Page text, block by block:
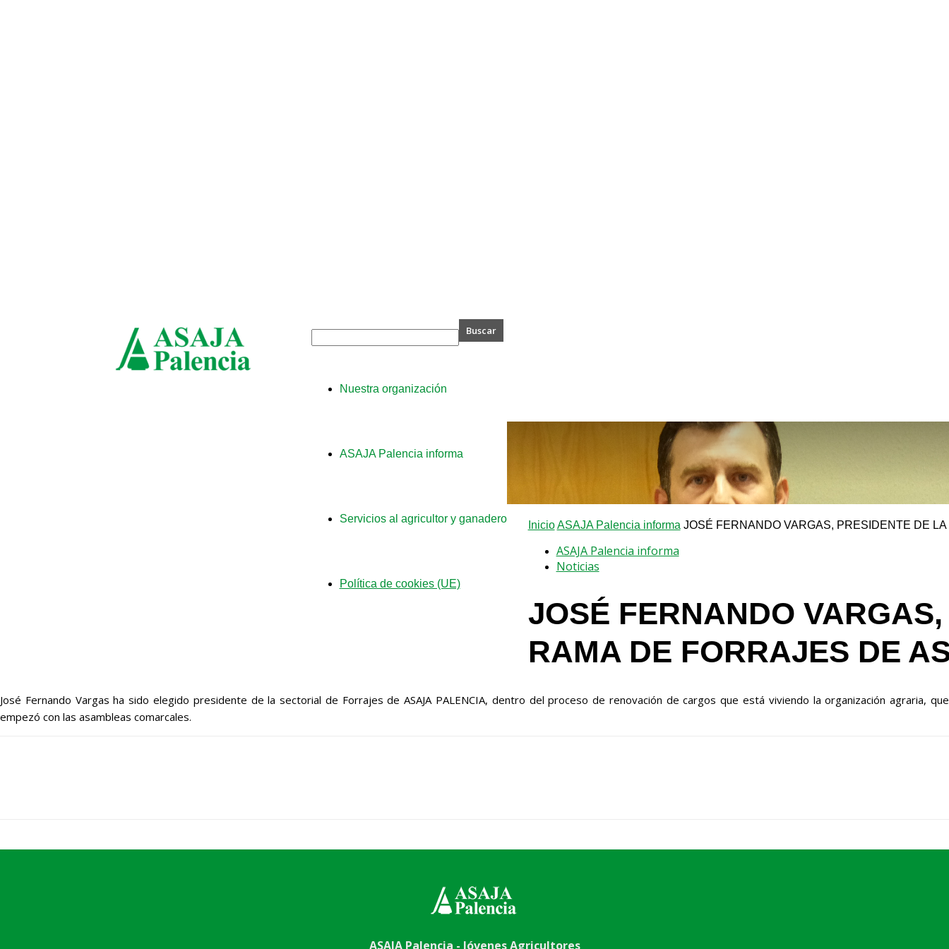
Nuestra organización
ASAJA Palencia informa
Servicios al agricultor y ganadero
Política de cookies (UE)
Inicio ASAJA Palencia informa JOSÉ FERNANDO VARGAS, PRESIDENTE DE
ASAJA Palencia informa
Noticias
JOSÉ FERNANDO
RAMA DE FORRAJES DE
José Fernando Vargas ha sido elegido presidente de la sectorial de Forrajes de ASAJA PALENCIA, dentro del proceso de renovación de cargos que está viviendo la organización agraria, que
empezó con las asambleas comarcales.
ASAJA Palencia - Jóvenes Agricultores